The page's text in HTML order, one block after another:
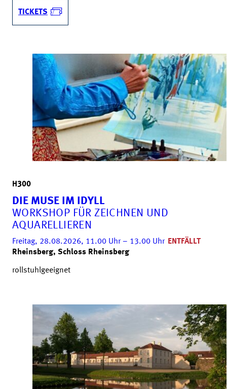
TICKETS
H300
DIE MUSE IM IDYLL
WORKSHOP FÜR ZEICHNEN UND
AQUARELLIEREN
Freitag, 28.08.2026, 11.00 Uhr– 13.00 Uhr ENTFÄLLT
Rheinsberg, Schloss Rheinsberg
rollstuhlgeeignet